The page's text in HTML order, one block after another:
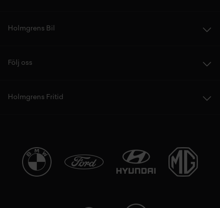
Holmgrens Bil
Följ oss
Holmgrens Fritid